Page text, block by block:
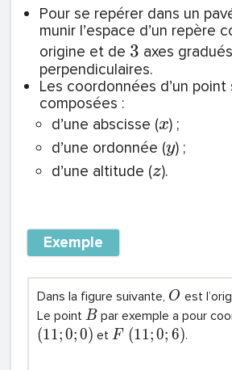
Pour se repérer dans un
munir l’espace d’un repère
origine et de 3 axes gradués
perpendiculaires.
Les coordonnées d’un
composées :
d’une abscisse (x) ;
d’une ordonnée (y) ;
d’une altitude (z).
Exemple
Dans la figure suivante, O est
Le point Bpar exemple a pour
(11;0; 0) etF (11;0; 6).